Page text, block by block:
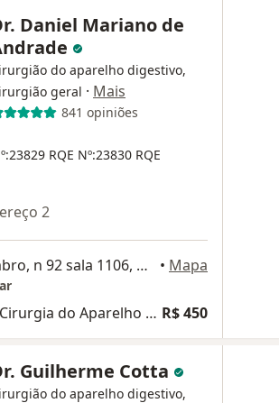
Daniel Mariano de
do aparelho digestivo,
geral · Mais
841 opiniões
RQE Nº:23830 RQE
2
Rua Sete de Setembro, n 92 sala 1106, Rio de Janeiro • Mapa
Primeira consulta Cirurgia do Aparelho Digestivo R$ 450
Guilherme Cotta
do aparelho digestivo,